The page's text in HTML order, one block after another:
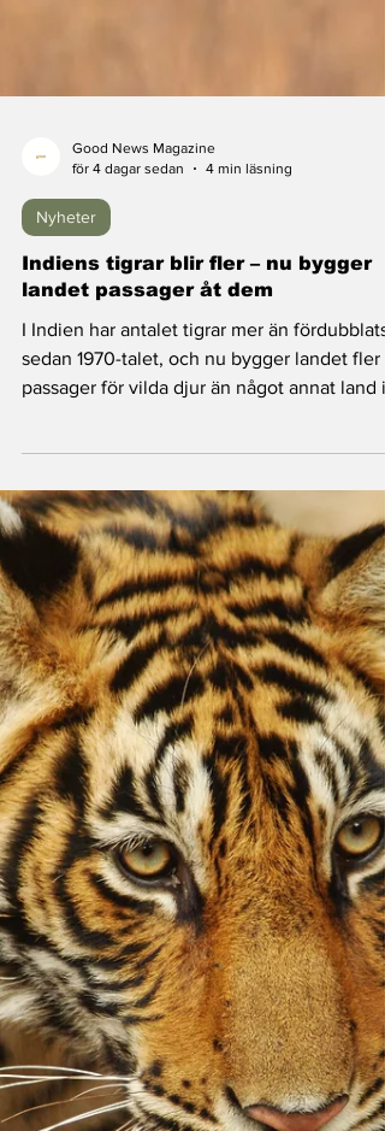
för 4 dagar sedan
Nyheter
Indiens tigrar blir fler – nu bygger
landet passager åt dem
I Indien har antalet tigrar mer än fördubblats
sedan 1970-talet, och nu bygger landet fler
Asien – så att tigrarna tryggt kan sprida sig